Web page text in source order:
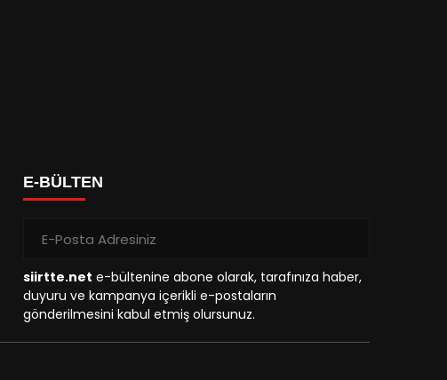
E-BÜLTEN
siirtte.net e-bültenine abone olarak, tarafınıza haber,
duyuru ve kampanya içerikli e-postaların
gönderilmesini kabul etmiş olursunuz.